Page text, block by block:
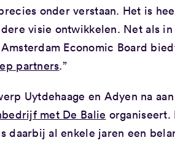
onder verstaan. Het is
visie ontwikkelen. Net als
Economic Board
partners.”
Uytdehaage en Adyen na
met De Balie organiseert.
daarbij al enkele jaren een